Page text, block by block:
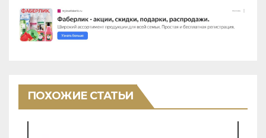
ПОХОЖИЕ СТАТЬИ